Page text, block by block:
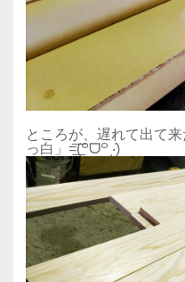
ところが、遅れて出て
っ白」=͟͟͞͞(꒪ᗜ꒪ ‧̣̥̇)